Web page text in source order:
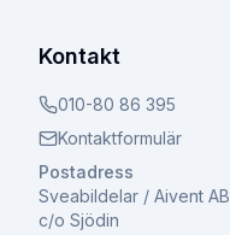
Kontakt
010-80 86 395
Kontaktformulär
Postadress
Sveabildelar / Aivent AB
c/o Sjödin